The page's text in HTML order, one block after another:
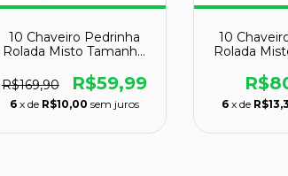
10 Chaveiro Pedrinha
Rolada Misto Tamanho
R$169,90
R$59,99
6 x de R$10,00 sem juros
10
Rolada
6 x de